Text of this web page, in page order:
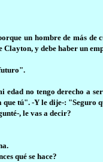
un hombre de más
y debe haber un
edad no tengo derecho a
tú". -Y le dije-:
, le vas a decir?
qué se hace?